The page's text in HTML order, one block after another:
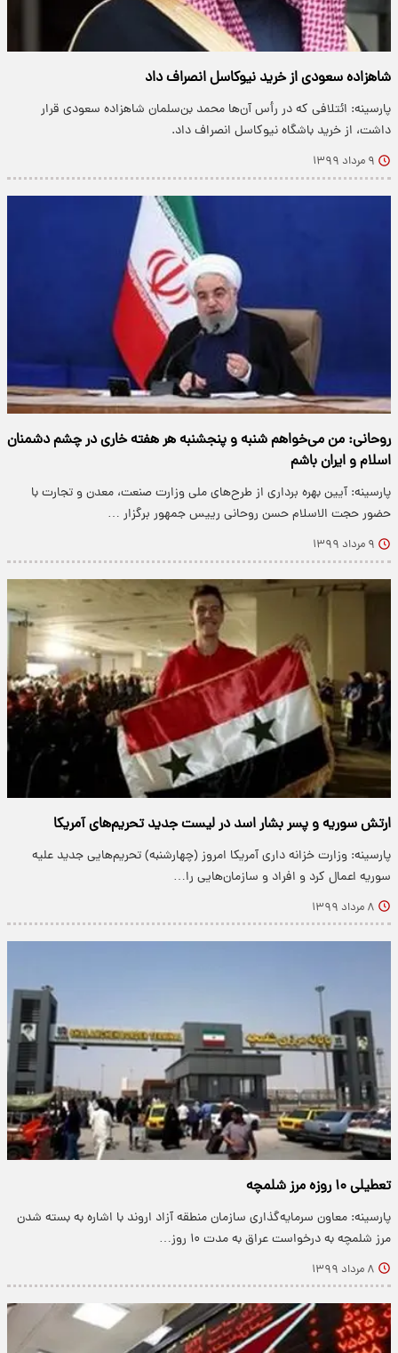
شاهزاده سعودی از خرید نیوکاسل انصراف داد
پارسینه: ائتلافی که در رأس آن‌ها محمد بن‌سلمان شاهزاده سعودی قرار
داشت، از خرید باشگاه نیوکاسل انصراف داد.
۹ مرداد ۱۳۹۹
روحانی: من می‌خواهم شنبه و پنجشنبه هر هفته خاری در چشم دشمنان
اسلام و ایران باشم
پارسینه: آیین بهره برداری از طرح‌های ملی وزارت صنعت، معدن و تجارت با
حضور حجت الاسلام حسن روحانی رییس جمهور برگزار …
۹ مرداد ۱۳۹۹
ارتش سوریه و پسر بشار اسد در لیست جدید تحریم‌های آمریکا
پارسینه: وزارت خزانه داری آمریکا امروز (چهارشنبه) تحریم‌هایی جدید علیه
سوریه اعمال کرد و افراد و سازمان‌هایی را…
۸ مرداد ۱۳۹۹
تعطیلی ۱۰ روزه مرز شلمچه
پارسینه: معاون سرمایه‌گذاری سازمان منطقه آزاد اروند با اشاره به بسته شدن
مرز شلمچه به درخواست عراق به مدت ۱۰ روز…
۸ مرداد ۱۳۹۹